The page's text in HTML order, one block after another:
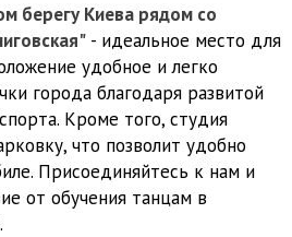
берегу Киева рядом со
- идеальное место для
удобное и легко
города благодаря развитой
Кроме того, студия
что позволит удобно
Присоединяйтесь к нам и
от обучения танцам в